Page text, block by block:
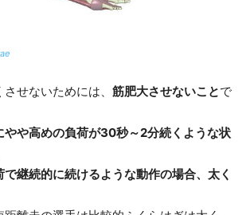
せないためには、 筋肥大させないことで
やや高めの負荷が30秒～2分続くような状
で継続的に続けるような動作の場合、太く